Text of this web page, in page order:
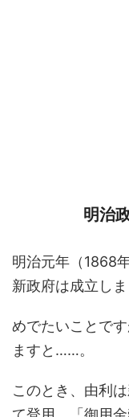
明治
明治元年（1868
新政府は成立しま
めでたいことで
ますと……。
このとき、由利